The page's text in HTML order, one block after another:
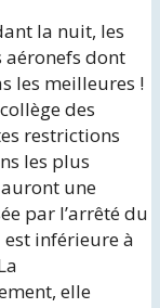
la nuit, les
aéronefs dont
les meilleures !
des
restrictions
les plus
une
par l’arrêté du
est inférieure à
elle